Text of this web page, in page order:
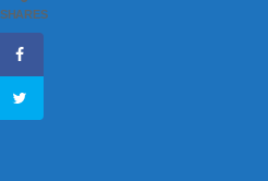
SHARES